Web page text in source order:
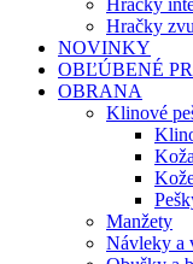
Hračky
Hračky
NOVINKY
OBĽÚBENÉ
OBRANA
Klinové
Manžety
Návleky a